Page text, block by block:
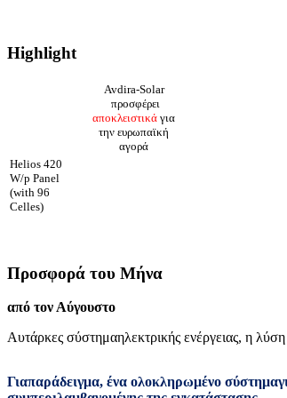
Highlight
Avdira-Solar
προσφέρει
αποκλειστικά για
την ευρωπαϊκή
αγορά
Helios 420
W/p Panel
(with 96
Celles)
Προσφορά του Μήνα
από τον Αύγουστο
Αυτάρκες σύστημαηλεκτρικής ενέργειας, η λύση
Γιαπαράδειγμα, ένα ολοκληρωμένο σύστημα